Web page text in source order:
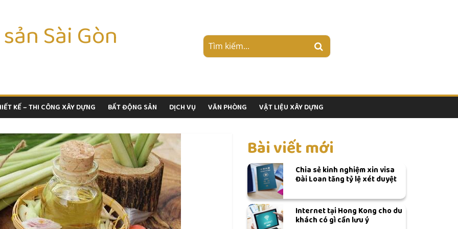
Sài Gòn
KẾ – THI CÔNG XÂY DỰNG BẤT ĐỘNG SẢN DỊCH VỤ VĂN PHÒNG VẬT LIỆU XÂY DỰNG
Bài viết mới
Chia sẻ kinh nghiệm xin visa
Đài Loan tăng tỷ lệ xét duyệt
Internet tại Hong Kong cho du
khách có gì cần lưu ý